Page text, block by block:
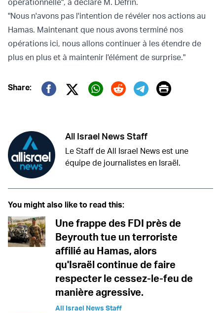
opérationnelle", a déclaré M. Defrin.
"Nous n'avons pas l'intention de révéler nos actions au
Hamas. Maintenant que nous avons terminé nos
opérations ici, nous allons continuer à les étendre de
plus en plus et à maintenir l'élément de surprise."
Share:
Twitter (X)
Print
All Israel News Staff
Le Staff de All Israel News est une
équipe de journalistes en Israël.
You might also like to read this:
Une frappe des FDI près de
Beyrouth tue un terroriste
affilié au Hamas, alors
qu'Israël continue de faire
respecter le cessez-le-feu de
manière agressive.
All Israel News Staff